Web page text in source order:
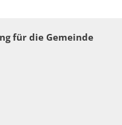
für die Gemeinde